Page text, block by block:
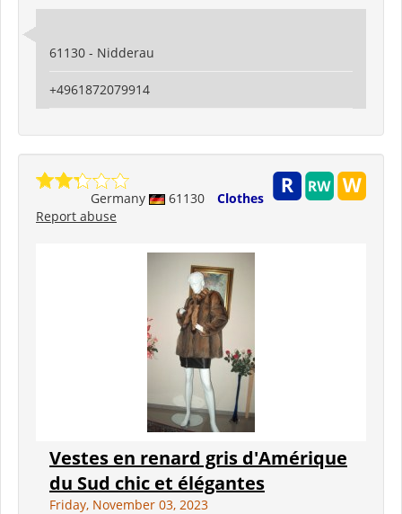
61130 - Nidderau
+4961872079914
Germany 61130
Clothes
Report abuse
Vestes en renard gris d'Amérique
du Sud chic et élégantes
Friday, November 03, 2023